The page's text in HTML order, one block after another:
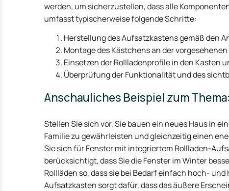
werden, um sicherzustellen, dass alle
umfasst typischerweise folgende Schritte:
Herstellung des Aufsatzkastens gemäß den
Montage des Kästchens an der
Einsetzen der Rollladenprofile in den Kasten
Überprüfung der Funktionalität und des
Anschauliches Beispiel zum
Stellen Sie sich vor, Sie bauen ein neues Haus in
Familie zu gewährleisten und gleichzeitig einen
Sie sich für Fenster mit integriertem Rollladen-
berücksichtigt, dass Sie die Fenster im Winter
Rollläden so, dass sie bei Bedarf einfach hoch-
Aufsatzkasten sorgt dafür, dass das äußere